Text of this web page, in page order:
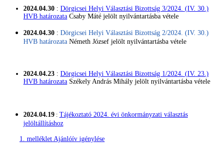
2024.04.30 : Dörgicsei Helyi Választási Bizottság 3/2024. (IV. 30.)
HVB határozata Csaby Máté jelölt nyilvántartásba vétele
2024.04.30 : Dörgicsei Helyi Választási Bizottság 2/2024. (IV. 30.)
HVB határozata Németh József jelölt nyilvántartásba vétele
2024.04.23 : Dörgicsei Helyi Választási Bizottság 1/2024. (IV. 23.)
HVB határozata Székely András Mihály jelölt nyilvántartásba vétele
2024.04.19 : Tájékoztató 2024. évi önkormányzati választás
jelöltállításhoz
1. melléklet Ajánlóív igénylése